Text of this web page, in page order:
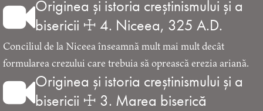
Originea și istoria creștinismului și a
bisericii ☩ 4. Niceea, 325 A.D.
Conciliul de la Niceea înseamnă mult mai mult decât
formularea crezului care trebuia să oprească erezia ariană.
Originea și istoria creștinismului și a
bisericii ☩ 3. Marea biserică